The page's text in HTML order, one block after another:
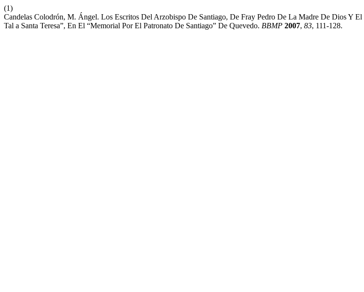
(1)
Candelas Colodrón, M. Ángel. Los Escritos Del Arzobispo De Santiago, De Fray Pedro De La Madre De Dios Y
Tal a Santa Teresa”, En El “Memorial Por El Patronato De Santiago” De Quevedo. BBMP 2007, 83, 111-128.